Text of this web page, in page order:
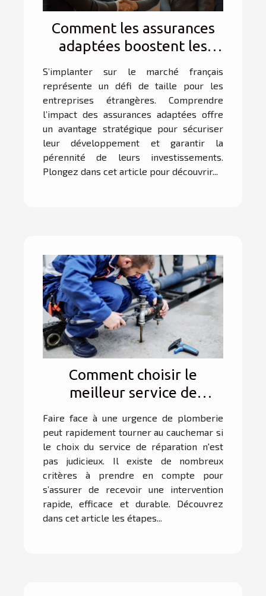
Comment les assurances
adaptées boostent les
affaires des entreprises
étrangères en France ?
S’implanter sur le marché français
représente un défi de taille pour les
entreprises étrangères. Comprendre
l’impact des assurances adaptées offre
un avantage stratégique pour sécuriser
leur développement et garantir la
pérennité de leurs investissements.
Plongez dans cet article pour découvrir...
Comment choisir le
meilleur service de
réparation d'urgence pour
votre plomberie ?
Faire face à une urgence de plomberie
peut rapidement tourner au cauchemar si
le choix du service de réparation n'est
pas judicieux. Il existe de nombreux
critères à prendre en compte pour
s’assurer de recevoir une intervention
rapide, efficace et durable. Découvrez
dans cet article les étapes...